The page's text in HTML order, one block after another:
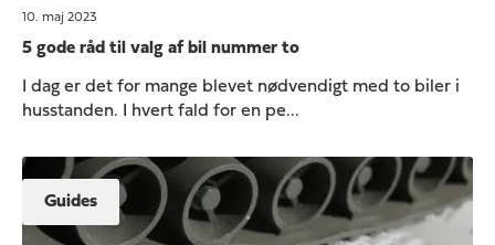
10. maj 2023
5 gode råd til valg af bil nummer to
I dag er det for mange blevet nødvendigt med to biler i
husstanden. I hvert fald for en pe...
Guides